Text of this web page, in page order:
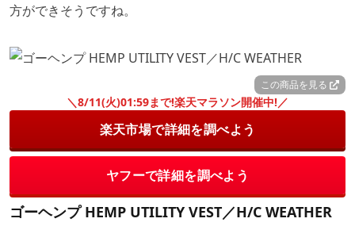
方ができそうですね。
この商品を見る
＼8/11(火)01:59まで!楽天マラソン開催中!／
楽天市場で詳細を調べよう
ヤフーで詳細を調べよう
ゴーヘンプ HEMP UTILITY VEST／H/C WEATHER